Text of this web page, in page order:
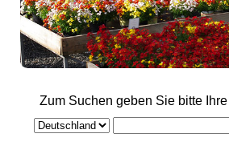
Zum Suchen geben Sie bitte